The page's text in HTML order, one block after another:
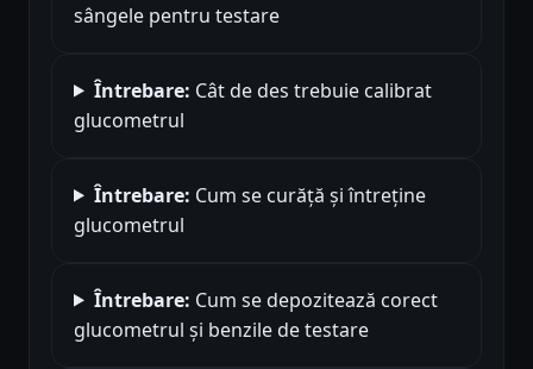
sângele pentru testare
Întrebare: Cât de des trebuie calibrat
glucometrul
Întrebare: Cum se curăță și întreține
glucometrul
Întrebare: Cum se depozitează corect
glucometrul și benzile de testare